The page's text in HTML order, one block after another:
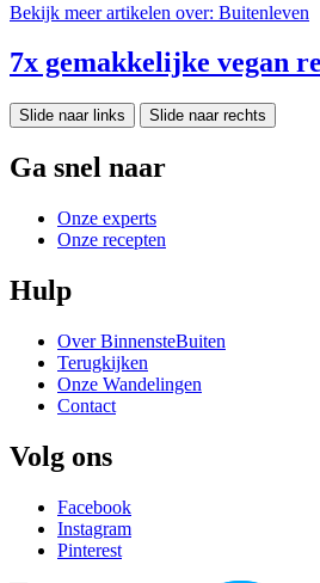
Bekijk meer artikelen over: Buitenleven
7x gemakkelijke vegan
Slide naar links Slide naar rechts
Ga snel naar
Onze experts
Onze recepten
Hulp
Over BinnensteBuiten
Terugkijken
Onze Wandelingen
Contact
Volg ons
Facebook
Instagram
Pinterest